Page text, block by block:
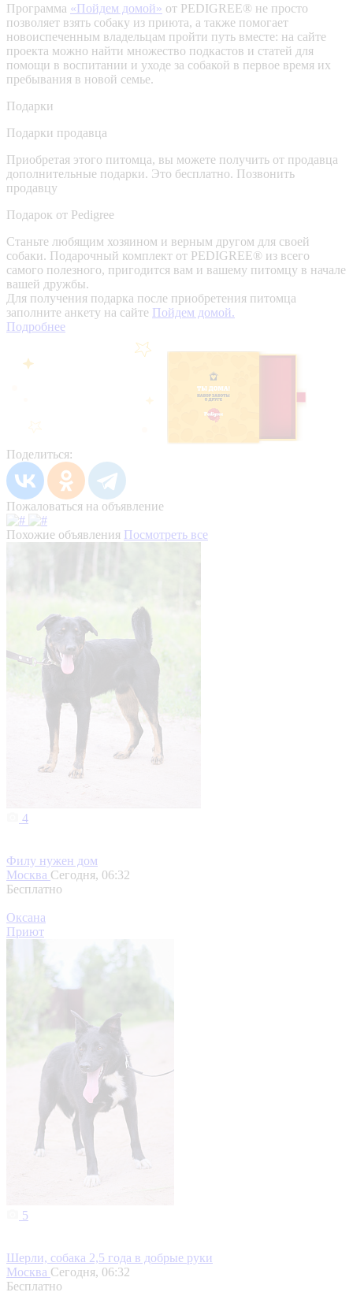
Программа «Пойдем домой» от PEDIGREE® не просто
позволяет взять собаку из приюта, а также помогает
новоиспеченным владельцам пройти путь вместе: на сайте
проекта можно найти множество подкастов и статей для
помощи в воспитании и уходе за собакой в первое время их
пребывания в новой семье.
Подарки
Подарки продавца
Приобретая этого питомца, вы можете получить от продавца
дополнительные подарки. Это бесплатно. Позвонить
продавцу
Подарок от Pedigree
Станьте любящим хозяином и верным другом для своей
собаки. Подарочный комплект от PEDIGREE® из всего
самого полезного, пригодится вам и вашему питомцу в начале
вашей дружбы.
Для получения подарка после приобретения питомца
заполните анкету на сайте Пойдем домой.
Подробнее
Поделиться:
Пожаловаться на объявление
Похожие объявления Посмотреть все
4
Филу нужен дом
Москва Сегодня, 06:32
Бесплатно
Оксана
Приют
5
Шерли, собака 2,5 года в добрые руки
Москва Сегодня, 06:32
Бесплатно